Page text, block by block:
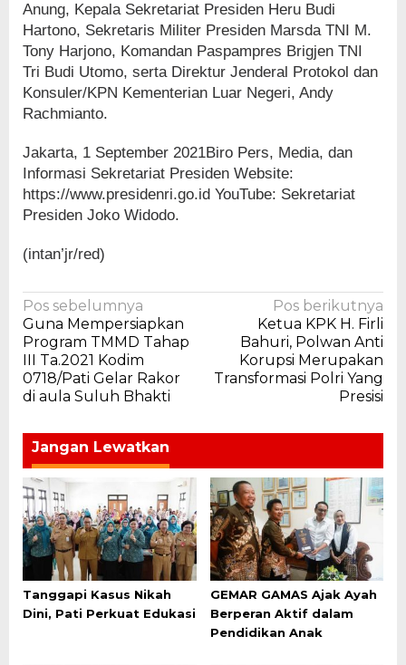
Anung, Kepala Sekretariat Presiden Heru Budi
Hartono, Sekretaris Militer Presiden Marsda TNI M.
Tony Harjono, Komandan Paspampres Brigjen TNI
Tri Budi Utomo, serta Direktur Jenderal Protokol dan
Konsuler/KPN Kementerian Luar Negeri, Andy
Rachmianto.
Jakarta, 1 September 2021Biro Pers, Media, dan
Informasi Sekretariat Presiden Website:
https://www.presidenri.go.id YouTube: Sekretariat
Presiden Joko Widodo.
(intan’jr/red)
Navigasi
pos
Pos sebelumnya
Guna Mempersiapkan
Program TMMD Tahap
III Ta.2021 Kodim
0718/Pati Gelar Rakor
di aula Suluh Bhakti
Pos berikutnya
Ketua KPK H. Firli
Bahuri, Polwan Anti
Korupsi Merupakan
Transformasi Polri Yang
Presisi
Jangan Lewatkan
Tanggapi Kasus Nikah
Dini, Pati Perkuat Edukasi
GEMAR GAMAS Ajak Ayah
Berperan Aktif dalam
Pendidikan Anak